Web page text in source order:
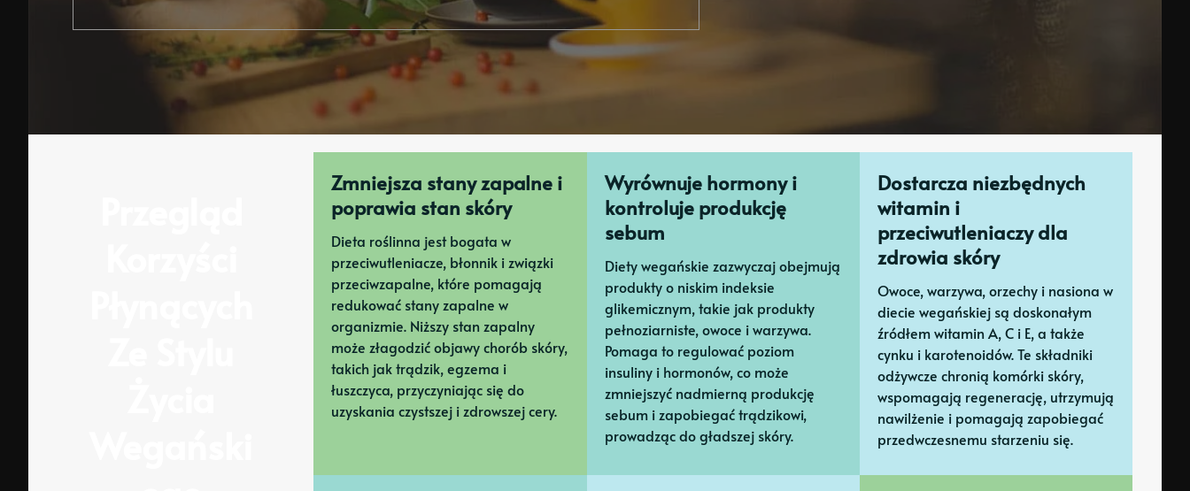
Zmniejsza stany zapalne i
poprawia stan skóry
Dieta roślinna jest bogata w
przeciwutleniacze, błonnik i związki
przeciwzapalne, które pomagają
redukować stany zapalne w
organizmie. Niższy stan zapalny
może złagodzić objawy chorób skóry,
takich jak trądzik, egzema i
łuszczyca, przyczyniając się do
uzyskania czystszej i zdrowszej cery.
Wyrównuje hormony i
kontroluje produkcję
sebum
Diety wegańskie zazwyczaj obejmują
produkty o niskim indeksie
glikemicznym, takie jak produkty
pełnoziarniste, owoce i warzywa.
Pomaga to regulować poziom
insuliny i hormonów, co może
zmniejszyć nadmierną produkcję
sebum i zapobiegać trądzikowi,
prowadząc do gładszej skóry.
Dostarcza niezbędnych
witamin i
przeciwutleniaczy dla
zdrowia skóry
Owoce, warzywa, orzechy i nasiona w
diecie wegańskiej są doskonałym
źródłem witamin A, C i E, a także
cynku i karotenoidów. Te składniki
odżywcze chronią komórki skóry,
wspomagają regenerację, utrzymują
nawilżenie i pomagają zapobiegać
przedwczesnemu starzeniu się.